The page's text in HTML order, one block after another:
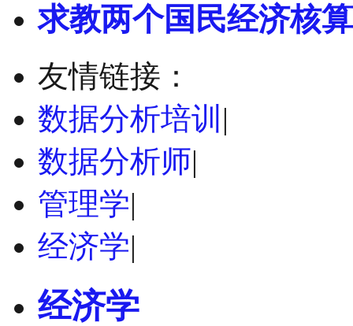
求教两个国民经济核
友情链接：
数据分析培训 |
数据分析师|
管理学|
经济学|
经济学